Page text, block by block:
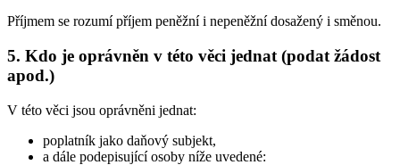
Příjmem se rozumí příjem peněžní i nepeněžní dosažený i směnou.
5. Kdo je oprávněn v této věci jednat (podat žádost
apod.)
V této věci jsou oprávněni jednat:
poplatník jako daňový subjekt,
a dále podepisující osoby níže uvedené: